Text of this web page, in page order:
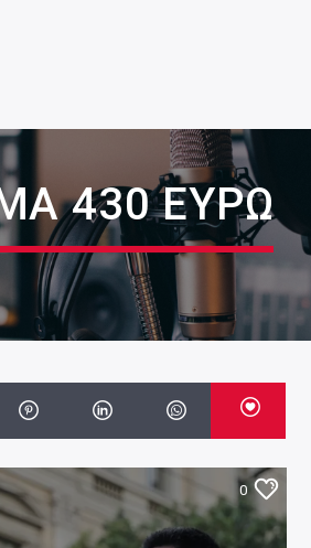
430 ΕΥΡΏ
0